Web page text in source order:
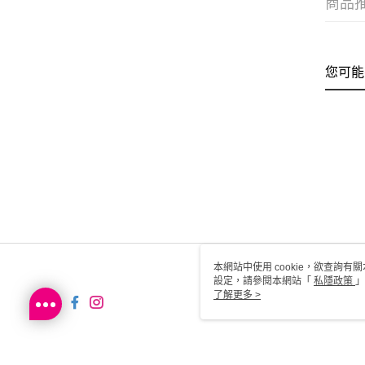
您可
本網站中使用 cookie，欲查詢有
設定，請參閱本網站「 私隱政策
用 cookie。
了解更多 >